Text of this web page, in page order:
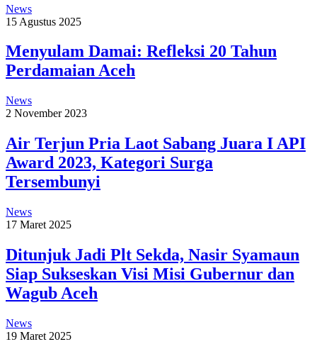
News
15 Agustus 2025
Menyulam Damai: Refleksi 20 Tahun
Perdamaian Aceh
News
2 November 2023
Air Terjun Pria Laot Sabang Juara I API
Award 2023, Kategori Surga
Tersembunyi
News
17 Maret 2025
Ditunjuk Jadi Plt Sekda, Nasir Syamaun
Siap Sukseskan Visi Misi Gubernur dan
Wagub Aceh
News
19 Maret 2025